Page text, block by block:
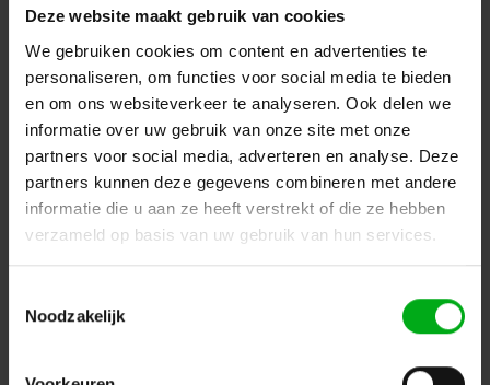
Deze website maakt gebruik van cookies
We gebruiken cookies om content en advertenties te
personaliseren, om functies voor social media te bieden
en om ons websiteverkeer te analyseren. Ook delen we
informatie over uw gebruik van onze site met onze
partners voor social media, adverteren en analyse. Deze
partners kunnen deze gegevens combineren met andere
informatie die u aan ze heeft verstrekt of die ze hebben
verzameld op basis van uw gebruik van hun services.
Noodzakelijk
Neutrik | NAC3MPXXA-WOT | powerCON 20A
paneelmontage -D- 2p+PE pen blauw CBC PCB
Neutrik | NAC3MPXXA-WOT
Verwachtte levertijd 7-14 werkdagen
Login voor prijzen
Zaandam
Volg ons op Instagram